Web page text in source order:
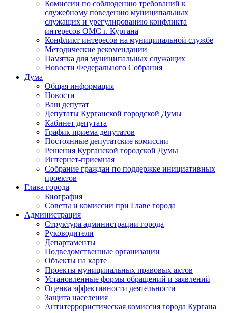
Комиссии по соблюдению требований к
служебному поведению муниципальных
служащих и урегулированию конфликта
интересов ОМС г. Кургана
Конфликт интересов на муниципальной службе
Методические рекомендации
Памятка для муниципальных служащих
Новости Федерального Cобрания
Дума
Общая информация
Новости
Ваш депутат
Депутаты Курганской городской Думы
Кабинет депутата
График приема депутатов
Постоянные депутатские комиссии
Решения Курганской городской Думы
Интернет-приемная
Собрание граждан по поддержке инициативных
проектов
Глава города
Биография
Советы и комиссии при Главе города
Администрация
Структура администрации города
Руководители
Департаменты
Подведомственные организации
Объекты на карте
Проекты муниципальных правовых актов
Установленные формы обращений и заявлений
Оценка эффективности деятельности
Защита населения
Антитеррористическая комиссия города Кургана